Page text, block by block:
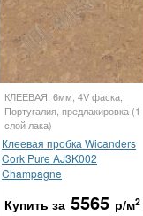
КЛЕЕВАЯ, 6мм, 4V фаска,
Португалия, предлакировка (1
слой лака)
Клеевая пробка Wicanders
Cork Pure AJ3K002
Champagne
Купить за 5565 р/м2